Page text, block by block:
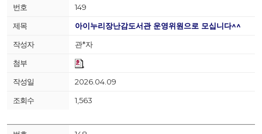
149
아이누리장난감도서관 운영위원으로 모십니다^^
관*자
2026.04.09
1,563